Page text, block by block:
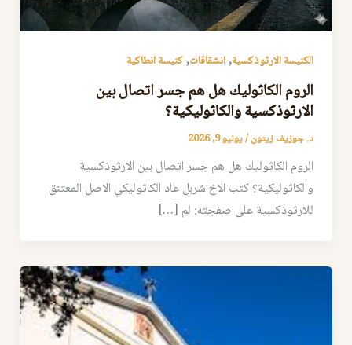
الكنيسة الارثوذكسية,انشقاقات,كنيسة انطاكية
الروم الكاثوليك هل هم جسر اتصال بين
الارثوذكسية والكاثوليكية؟
د. جوزيف زيتون/يونيو 9, 2026
الروم الكاثوليك هل هم جسر اتصال بين الارثوذكسية
والكاثوليكية؟ كتب الاخ شربل عاد الكاثوليكي الاصل المعتنق
للارثوذكسية على صفجته: لم […]